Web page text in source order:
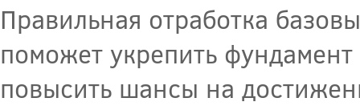
Правильная отработка
поможет укрепить
повысить шансы на